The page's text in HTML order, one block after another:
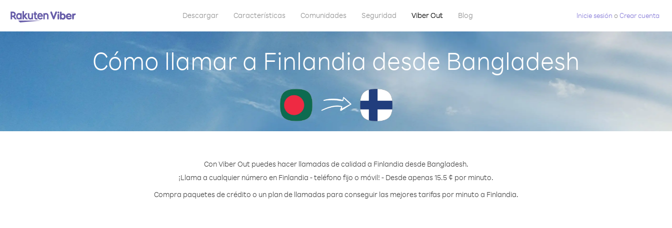
Descargar Características Comunidades Seguridad Viber Out Blog Inicie sesión oCrear cuenta
Cómo llamar a Finlandia desde Bangladesh
Con Viber Out puedes hacer llamadas de calidad a Finlandia desde Bangladesh.
¡Llama a cualquier número en Finlandia - teléfono fijo o móvil! - Desde apenas 15.5 ¢ por minuto.
Compra paquetes de crédito o un plan de llamadas para conseguir las mejores tarifas por minuto a Finlandia.